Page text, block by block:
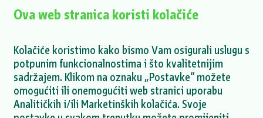
Mihailesti projekt - objava dokumenata o
finalizaciji ESDD procesa
VIŠE >
Ova web stranica koristi kolačiće
Kolačiće koristimo kako bismo Vam osigurali uslugu s
potpunim funkcionalnostima i što kvalitetnijim
sadržajem. Klikom na oznaku „Postavke“ možete
omogućiti ili onemogućiti web stranici uporabu
Analitičkih i/ili Marketinških kolačića. Svoje